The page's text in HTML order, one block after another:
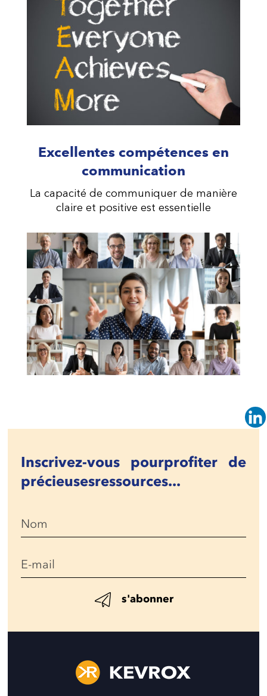
Excellentes compétences en
communication
La capacité de communiquer de manière
claire et positive est essentielle
Inscrivez-vous pourprofiter de
précieusesressources...
s'abonner